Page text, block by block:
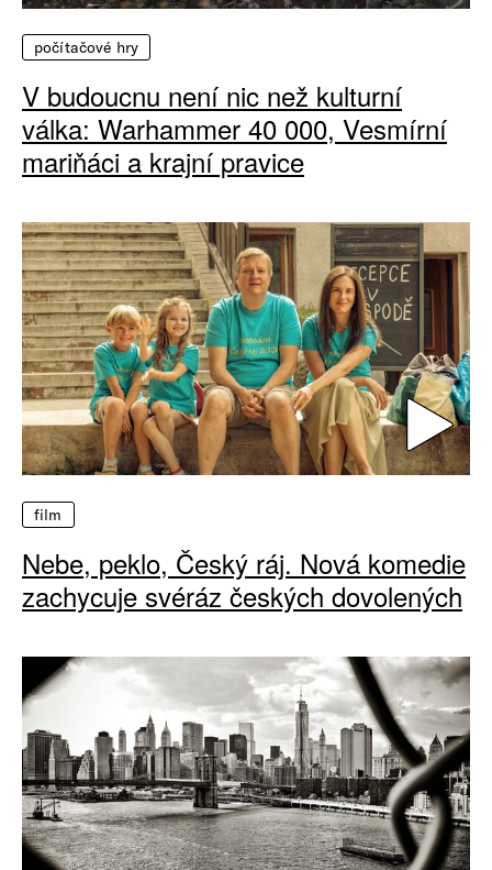
počítačové hry
V budoucnu není nic než kulturní
válka: Warhammer 40 000, Vesmírní
mariňáci a krajní pravice
film
Nebe, peklo, Český ráj. Nová komedie
zachycuje svéráz českých dovolených